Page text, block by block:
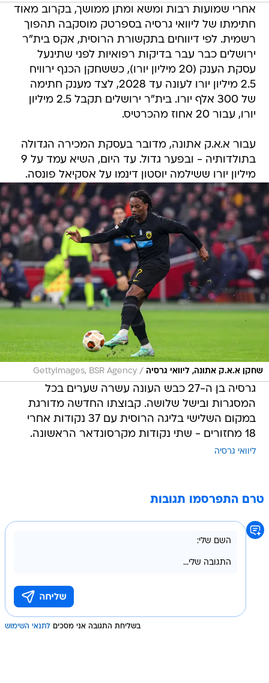
אחרי שמועות רבות ומשא ומתן ממושך, בקרוב מאוד
חתימתו של ליוואי גרסיה בספרטק מוסקבה תהפוך
רשמית. לפי דיווחים בתקשורת הרוסית, אקס בית"ר
ירושלים כבר עבר בדיקות רפואיות לפני שתינעל
עסקת הענק (20 מיליון יורו), כששחקן הכנף ירוויח
2.5 מיליון יורו לעונה עד 2028, לצד מענק חתימה
של 300 אלף יורו. בית"ר ירושלים תקבל 2.5 מיליון
יורו, עבור 20 אחוז מהכרטיס.
עבור א.א.ק אתונה, מדובר בעסקת המכירה הגדולה
בתולדותיה - ובפער גדול. עד היום, השיא עמד על 9
מיליון יורו ששילמה יוסטון דינמו על אסקיאל פונסה.
שחקן א.א.ק אתונה, ליוואי גרסיה /
GettyImages, BSR Agency
גרסיה בן ה-27 כבש העונה עשרה שערים בכל
המסגרות ובישל שלושה. קבוצתו החדשה מדורגת
במקום השלישי בליגה הרוסית עם 37 נקודות אחרי
18 מחזורים - שתי נקודות מקרסונדאר הראשונה.
ליוואי גרסיה
טרם התפרסמו תגובות
בשליחת התגובה אני מסכים לתנאי השימוש